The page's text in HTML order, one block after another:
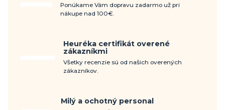
Ponúkame Vám dopravu zadarmo už pri
nákupe nad 100€.
Heuréka certifikát overené
zákazníkmi
Všetky recenzie sú od našich overených
zákazníkov.
Milý a ochotný personal